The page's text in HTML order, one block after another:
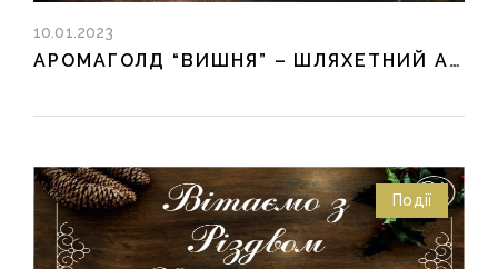
10.01.2023
АРОМАГОЛД “ВИШНЯ” – ШЛЯХЕТНИЙ АРОМАТ КОПЧЕННЯ
Події